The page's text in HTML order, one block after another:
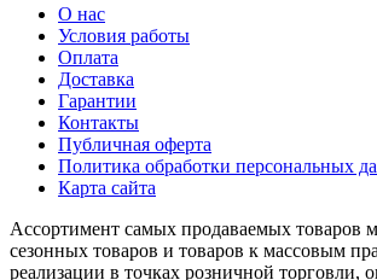
О нас
Условия работы
Оплата
Доставка
Гарантии
Контакты
Публичная оферта
Политика обработки персональных
Карта сайта
Ассортимент самых продаваемых товаров
сезонных товаров и товаров к массовым
реализации в точках розничной торговли,